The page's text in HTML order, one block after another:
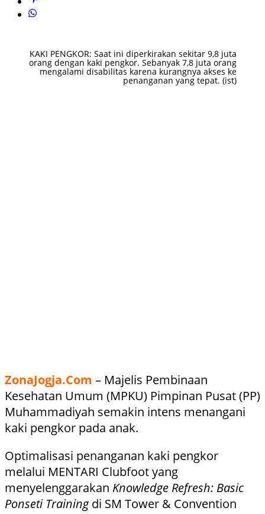
KAKI PENGKOR: Saat ini diperkirakan sekitar 9,8 juta
orang dengan kaki pengkor. Sebanyak 7,8 juta orang
mengalami disabilitas karena kurangnya akses ke
penanganan yang tepat. (ist)
ZonaJogja.Com – Majelis Pembinaan
Kesehatan Umum (MPKU) Pimpinan Pusat (PP)
Muhammadiyah semakin intens menangani
kaki pengkor pada anak.
Optimalisasi penanganan kaki pengkor
melalui MENTARI Clubfoot yang
menyelenggarakan Knowledge Refresh: Basic
Ponseti Trainingdi SM Tower & Convention